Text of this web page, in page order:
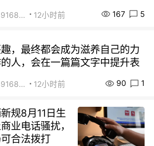
街友49168527 12小时前 167 5
，最终都会成为滋养自己的力
人，会在一篇篇文字中提升表
街友49168527 12小时前 90 1
规8月11日生
业电话骚扰，
合法拨打